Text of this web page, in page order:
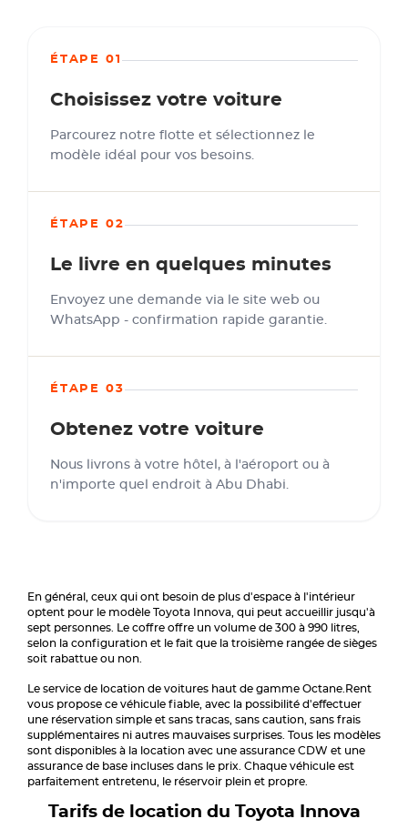
ÉTAPE 01
Choisissez votre voiture
Parcourez notre flotte et sélectionnez le
modèle idéal pour vos besoins.
ÉTAPE 02
Le livre en quelques minutes
Envoyez une demande via le site web ou
WhatsApp - confirmation rapide garantie.
ÉTAPE 03
Obtenez votre voiture
Nous livrons à votre hôtel, à l'aéroport ou à
n'importe quel endroit à Abu Dhabi.
En général, ceux qui ont besoin de plus d'espace à l'intérieur
optent pour le modèle Toyota Innova, qui peut accueillir jusqu'à
sept personnes. Le coffre offre un volume de 300 à 990 litres,
selon la configuration et le fait que la troisième rangée de sièges
soit rabattue ou non.
Le service de location de voitures haut de gamme Octane.Rent
vous propose ce véhicule fiable, avec la possibilité d'effectuer
une réservation simple et sans tracas, sans caution, sans frais
supplémentaires ni autres mauvaises surprises. Tous les modèles
sont disponibles à la location avec une assurance CDW et une
assurance de base incluses dans le prix. Chaque véhicule est
parfaitement entretenu, le réservoir plein et propre.
Tarifs de location du Toyota Innova